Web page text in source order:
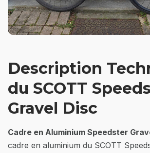
Description
du SCOTT
Gravel Disc
Cadre en Aluminium Speedster
cadre en aluminium du SCOTT